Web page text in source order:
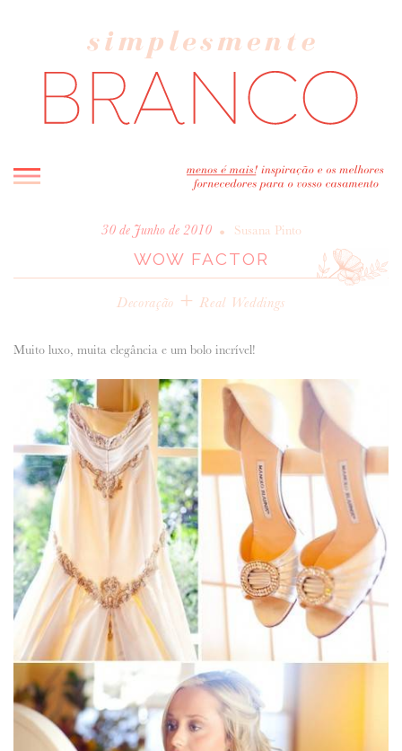
INICIO
BLOG
FORNECEDORES RECOMENDADOS
ANUNCIE CONNOSCO
30 de Junho de 2010 • Susana Pinto
WOW FACTOR
Decoração +Real Weddings
Muito luxo, muita elegância e um bolo incrível!